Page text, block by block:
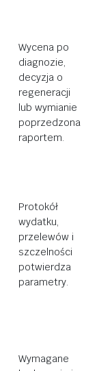
Wycena po
diagnozie,
decyzja o
regeneracji
lub wymianie
poprzedzona
raportem.
Protokół
wydatku,
przelewów i
szczelności
potwierdza
parametry.
Wymagane